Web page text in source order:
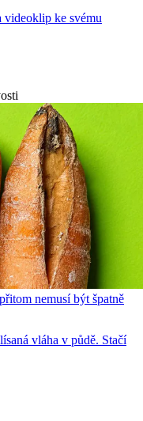
videoklip ke svému
nemusí být špatně
vláha v půdě. Stačí